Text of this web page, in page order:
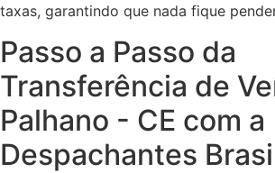
taxas, garantindo que nada fique
Passo a Passo da
Transferência de
Palhano - CE com a
Despachantes